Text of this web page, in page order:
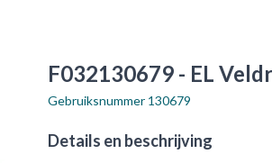
F032130679 - EL
Gebruiksnummer 130679
Details en beschrijving